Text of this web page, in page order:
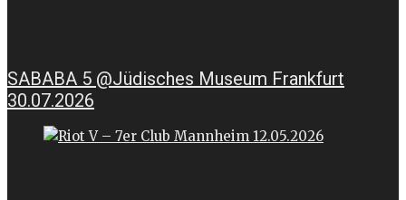
SABABA 5 @Jüdisches Museum Frankfurt
30.07.2026